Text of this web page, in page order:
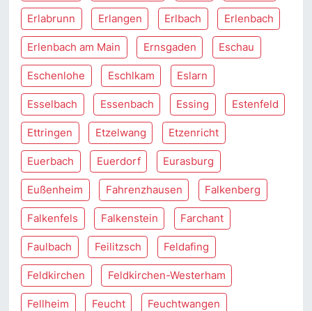
Erlabrunn Erlangen Erlbach Erlenbach
Erlenbach am Main Ernsgaden Eschau
Eschenlohe Eschlkam Eslarn
Esselbach Essenbach Essing Estenfeld
Ettringen Etzelwang Etzenricht
Euerbach Euerdorf Eurasburg
Eußenheim Fahrenzhausen Falkenberg
Falkenfels Falkenstein Farchant
Faulbach Feilitzsch Feldafing
Feldkirchen Feldkirchen-Westerham
Fellheim Feucht Feuchtwangen